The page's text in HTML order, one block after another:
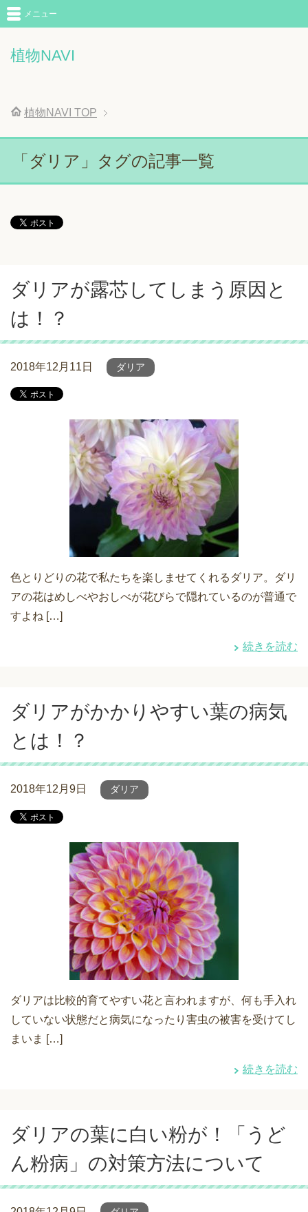
植物NAVI
メニュー
植物NAVI TOP
「ダリア」タグの記事一覧
ダリアが露芯してしまう原因と
は！？
2018年12月11日 ダリア
色とりどりの花で私たちを楽しませてくれるダリア。ダリ
アの花はめしべやおしべが花びらで隠れているのが普通で
すよね […]
続きを読む
ダリアがかかりやすい葉の病気
とは！？
2018年12月9日 ダリア
ダリアは比較的育てやすい花と言われますが、何も手入れ
していない状態だと病気になったり害虫の被害を受けてし
まいま […]
続きを読む
ダリアの葉に白い粉が！「うど
ん粉病」の対策方法について